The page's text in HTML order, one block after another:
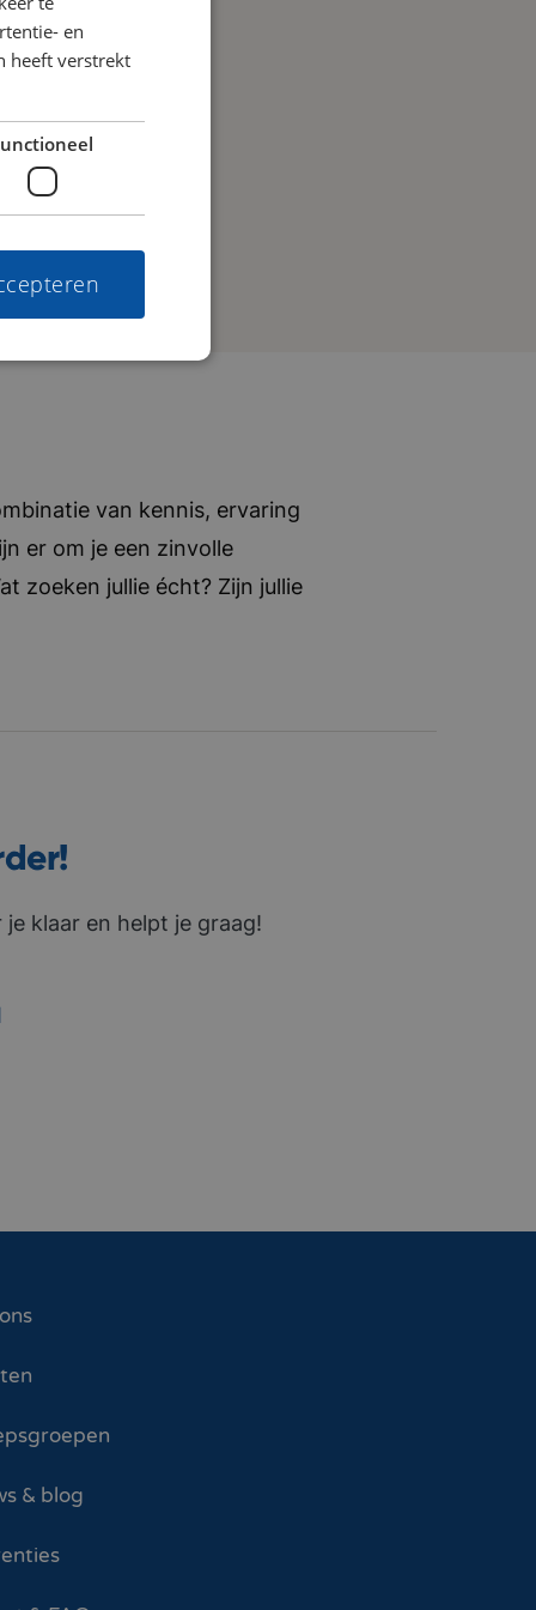
van kennis, ervaring
er om je een zinvolle
zoeken jullie écht? Zijn jullie
klaar en helpt je graag!
& blog
en
heeft verstrekt